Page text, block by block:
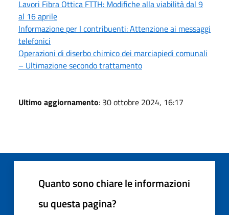
Lavori Fibra Ottica FTTH: Modifiche alla viabilità dal 9
al 16 aprile
Informazione per I contribuenti: Attenzione ai messaggi
telefonici
Operazioni di diserbo chimico dei marciapiedi comunali
– Ultimazione secondo trattamento
Ultimo aggiornamento: 30 ottobre 2024, 16:17
Quanto sono chiare le informazioni
su questa pagina?